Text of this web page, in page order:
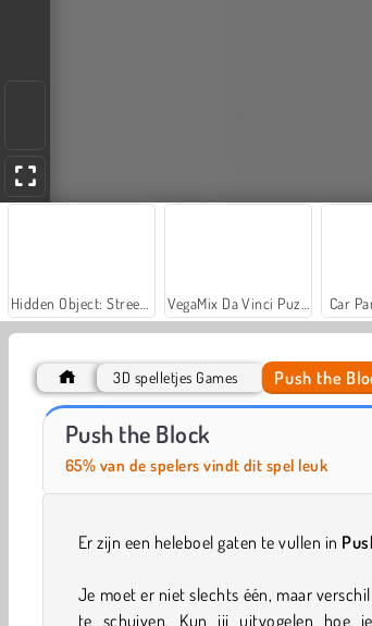
Car
3D spelletjes Games Push the
Push the Block
65% van de spelers vindt dit spel leuk
Er zijn een heleboel gaten te vullen in
Je moet er niet slechts één, maar
te schuiven. Kun jij uitvogelen hoe